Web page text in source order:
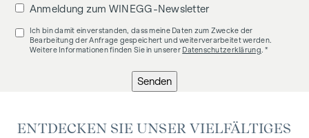
Anmeldung zum WINEGG-Newsletter
Ich bin damit einverstanden, dass meine Daten zum Zwecke der
Bearbeitung der Anfrage gespeichert und weiterverarbeitet werden.
Weitere Informationen finden Sie in unserer Datenschutzerklärung . *
Senden
ENTDECKEN SIE UNSER VIELFÄLTIGES